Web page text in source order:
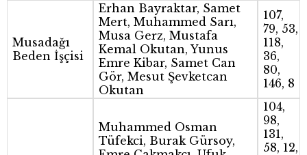
Musadağı
Beden İşçisi
Erhan Bayraktar, Samet
Mert, Muhammed Sarı,
Musa Gerz, Mustafa
Kemal Okutan, Yunus
Emre Kibar, Samet Can
Gör, Mesut Şevketcan
Okutan
107,
79, 53,
118,
36,
80,
146, 8
Muhammed Osman
Tüfekci, Burak Gürsoy,
104,
98,
131,
58, 12,